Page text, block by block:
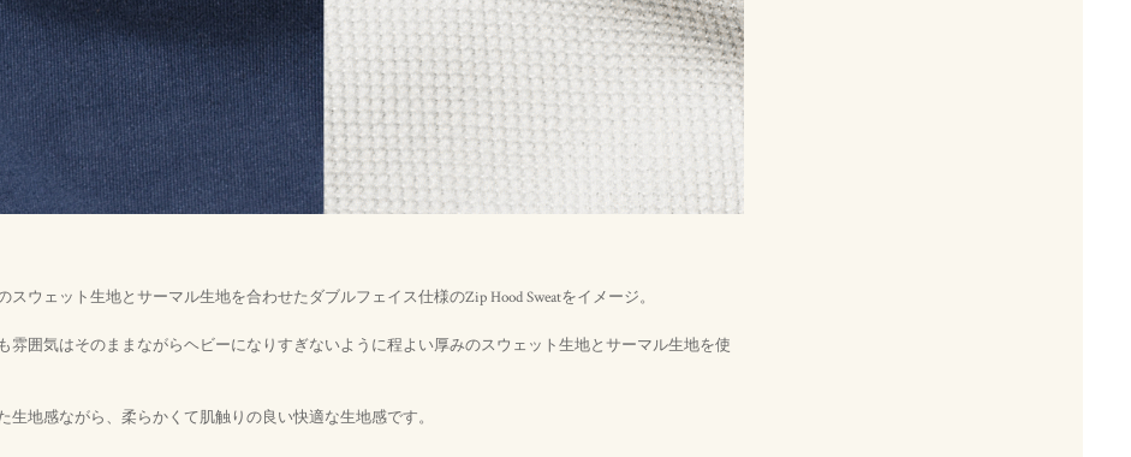
スウェット生地とサーマル生地を合わせたダブルフェイス仕様のZip Hood Sweatをイメージ。
雰囲気はそのままながらヘビーになりすぎないように程よい厚みのスウェット生地とサーマル生地を使
生地感ながら、柔らかくて肌触りの良い快適な生地感です。